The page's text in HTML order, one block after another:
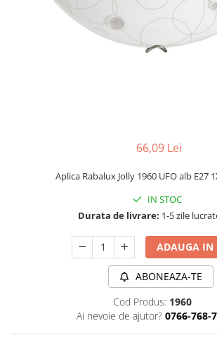
PLAFONIERE MODERNE
VEIOZE MODERNE
LAMPADARE CU LED
APLICE VINTAGE
PLAFONIERE VINTAGE
ACCESORII & CABLU VINTAGE
66,09 Lei
Aplica Rabalux Jolly 1960 UFO alb E27
IN STOC
Durata de livrare: 1-5 zile
ADAUGA IN
ABONEAZA-TE
Cod Produs: 1960
Ai nevoie de ajutor? 0766-768-